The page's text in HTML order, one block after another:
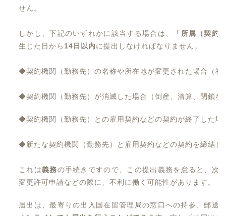
せん。
しかし、下記のいずれかに該当する場合は、
「所属（契約
生じた日から 14日以内に提出しなければなりません。
◆契約機関（勤務先）の名称や所在地が変更された場合（社
◆契約機関（勤務先）が消滅した場合（倒産、清算、閉鎖な
◆契約機関（勤務先）との雇用契約などの契約が終了した場
◆新たな契約機関（勤務先）と雇用契約などの契約を締結し
これは義務の手続きですので、この提出義務を怠ると、次
変更許可申請などの際に、不利に働く可能性があります。
届出は、最寄りの出入国在留管理局の窓口への持参、郵送